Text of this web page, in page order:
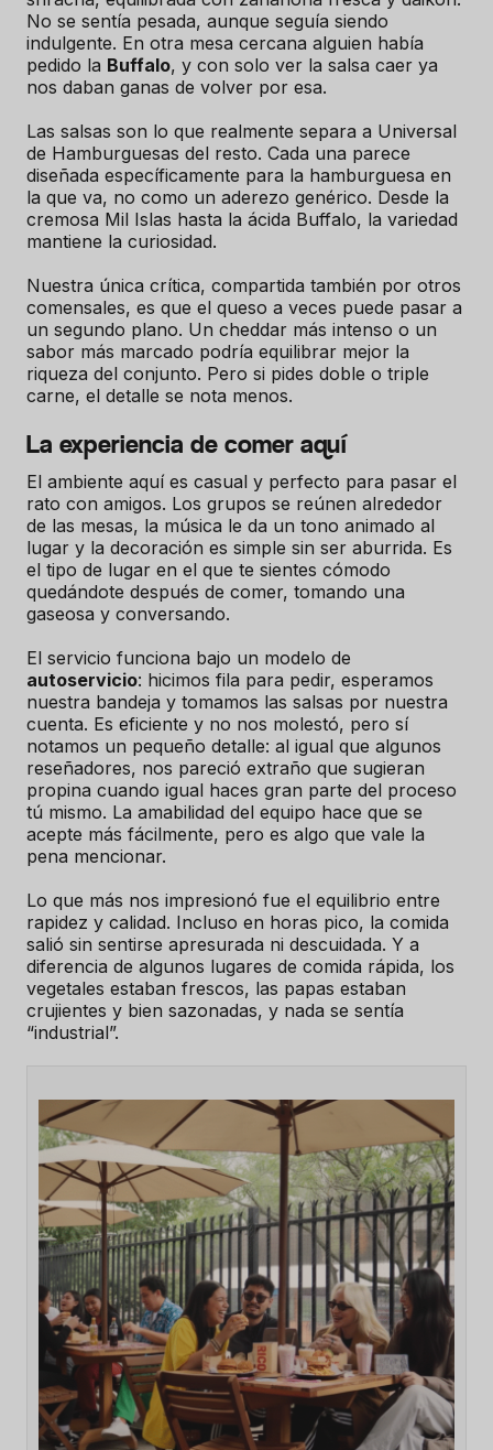
No se sentía pesada, aunque seguía siendo
indulgente. En otra mesa cercana alguien había
pedido la Buffalo, y con solo ver la salsa caer ya
nos daban ganas de volver por esa.
Las salsas son lo que realmente separa a Universal
de Hamburguesas del resto. Cada una parece
diseñada específicamente para la hamburguesa en
la que va, no como un aderezo genérico. Desde la
cremosa Mil Islas hasta la ácida Buffalo, la variedad
mantiene la curiosidad.
Nuestra única crítica, compartida también por otros
comensales, es que el queso a veces puede pasar a
un segundo plano. Un cheddar más intenso o un
sabor más marcado podría equilibrar mejor la
riqueza del conjunto. Pero si pides doble o triple
carne, el detalle se nota menos.
La experiencia de comer aquí
El ambiente aquí es casual y perfecto para pasar el
rato con amigos. Los grupos se reúnen alrededor
de las mesas, la música le da un tono animado al
lugar y la decoración es simple sin ser aburrida. Es
el tipo de lugar en el que te sientes cómodo
quedándote después de comer, tomando una
gaseosa y conversando.
El servicio funciona bajo un modelo de
autoservicio: hicimos fila para pedir, esperamos
nuestra bandeja y tomamos las salsas por nuestra
cuenta. Es eficiente y no nos molestó, pero sí
notamos un pequeño detalle: al igual que algunos
reseñadores, nos pareció extraño que sugieran
propina cuando igual haces gran parte del proceso
tú mismo. La amabilidad del equipo hace que se
acepte más fácilmente, pero es algo que vale la
pena mencionar.
Lo que más nos impresionó fue el equilibrio entre
rapidez y calidad. Incluso en horas pico, la comida
salió sin sentirse apresurada ni descuidada. Y a
diferencia de algunos lugares de comida rápida, los
vegetales estaban frescos, las papas estaban
crujientes y bien sazonadas, y nada se sentía
“industrial”.